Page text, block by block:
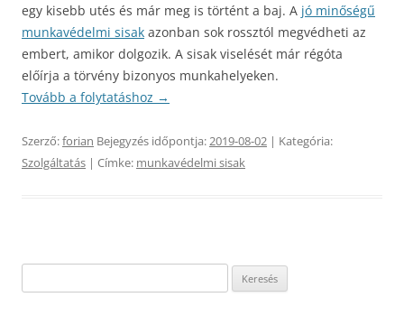
egy kisebb utés és már meg is történt a baj. A jó minőségű
munkavédelmi sisak azonban sok rossztól megvédheti az
embert, amikor dolgozik. A sisak viselését már régóta
előírja a törvény bizonyos munkahelyeken.
Tovább a folytatáshoz →
Szerző:forian Bejegyzés időpontja:2019-08-02 | Kategória:
Szolgáltatás | Címke: munkavédelmi sisak